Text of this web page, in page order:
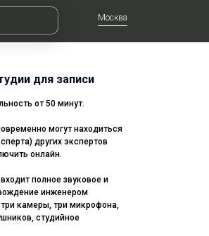
Москва
для записи
от 50 минут.
могут находиться
других экспертов
онлайн.
полное звуковое и
инженером
камеры, три микрофона,
студийное